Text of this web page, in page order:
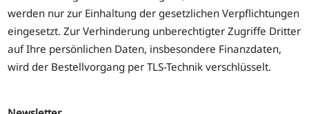
werden nur zur Einhaltung der gesetzlichen Verpflichtungen
eingesetzt. Zur Verhinderung unberechtigter Zugriffe Dritter
auf Ihre persönlichen Daten, insbesondere Finanzdaten,
wird der Bestellvorgang per TLS-Technik verschlüsselt.